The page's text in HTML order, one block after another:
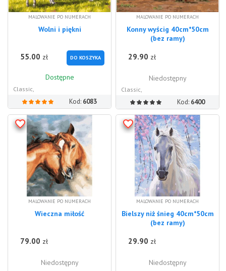
MALOWANIE PO NUMERACH
Wolni i piękni
55.00 zł DO KOSZYKA
Dostępne
Classic,
Kod: 6083
MALOWANIE PO NUMERACH
Konny wyścig 40cm*50cm
(bez ramy)
29.90 zł
Niedostępny
Classic,
Kod: 6400
MALOWANIE PO NUMERACH
Wieczna miłość
79.00 zł
Niedostępny
MALOWANIE PO NUMERACH
Bielszy niż śnieg 40cm*50cm
(bez ramy)
29.90 zł
Niedostępny